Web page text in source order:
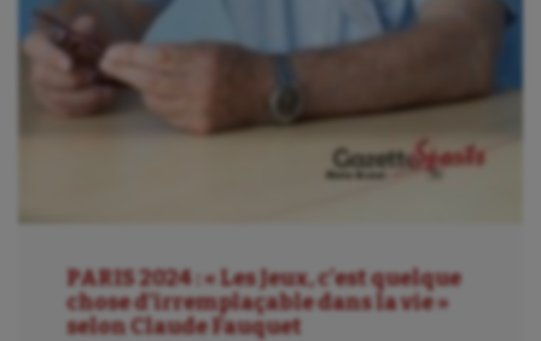
PARIS 2024 : « Les Jeux, c’est quelque
chose d’irremplaçable dans la vie »
selon Claude Fauquet